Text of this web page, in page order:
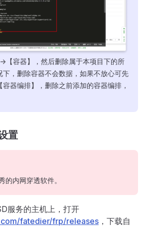
【容器】，然后删除属于本项目下的所
下，删除容器不会数据，如果不放心可先
器编排】，删除之前添加的容器编排，
置
的内网穿透软件。
服务的主机上，打开
fatedier/frp/releases ，下载自